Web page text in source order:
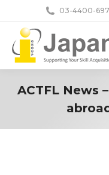
03-4400-
ACTFL News